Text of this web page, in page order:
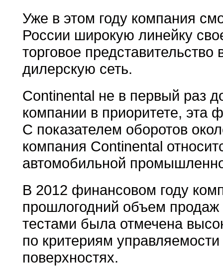
Уже в этом году компания
России широкую линейку
торговое
дилерскую сеть.
Continental не в первый раз
компании в приоритете, эта
С показателем оборотов
компания Continental
автомобильной
В 2012 финансовом году
прошлогодний объем
тестами была отмечена
по критериям
поверхностях.